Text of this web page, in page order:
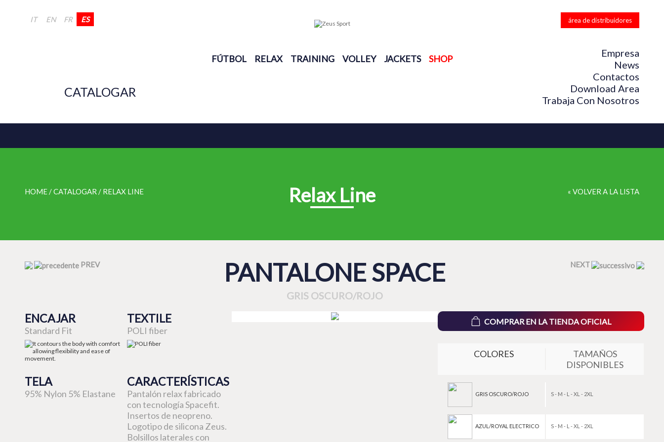
FÚTBOL RELAX TRAINING VOLLEY JACKETS SHOP
IT EN FR ES área de distribuidores
CATALOGAR
Empresa
News
Contactos
Download Area
Trabaja Con Nosotros
HOME / CATALOGAR / RELAX LINE Relax Line « VOLVER A LA LISTA
PREV PANTALONE SPACE
GRIS OSCURO/ROJO
NEXT
ENCAJAR
Standard Fit
TEXTILE
POLI fiber
TELA
95% Nylon 5% Elastane
CARACTERÍSTICAS
Pantalón relax fabricado
con tecnología Spacefit.
Insertos de neopreno.
Logotipo de silicona Zeus.
Bolsillos laterales con
COMPRAR EN LA TIENDA OFICIAL
COLORES
TAMAÑOS
DISPONIBLES
GRIS OSCURO/ROJO S - M - L - XL - 2XL
AZUL/ROYAL ELECTRICO S - M - L - XL - 2XL